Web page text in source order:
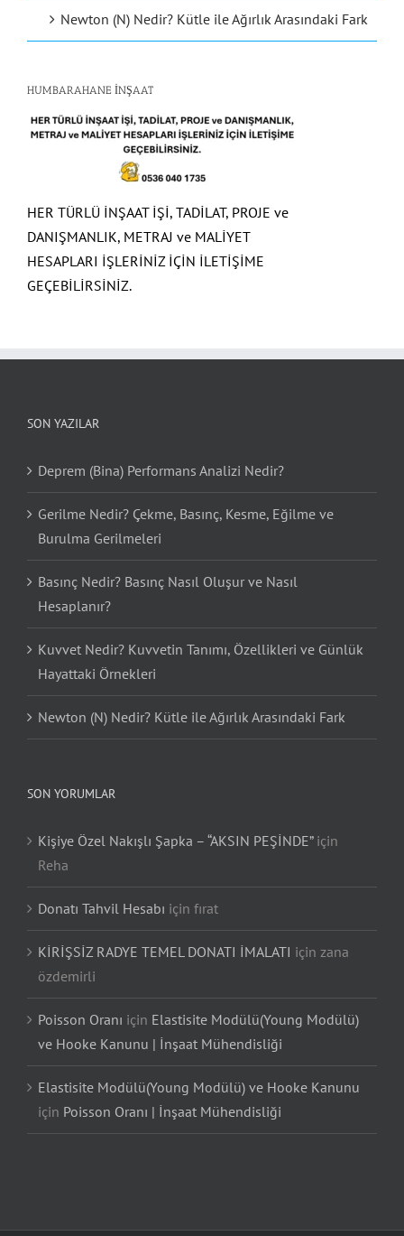
Newton (N) Nedir? Kütle ile Ağırlık Arasındaki Fark
HUMBARAHANE İNŞAAT
HER TÜRLÜ İNŞAAT İŞİ, TADİLAT, PROJE ve
DANIŞMANLIK, METRAJ ve MALİYET
HESAPLARI İŞLERİNİZ İÇİN İLETİŞİME
GEÇEBİLİRSİNİZ.
SON YAZILAR
Deprem (Bina) Performans Analizi Nedir?
Gerilme Nedir? Çekme, Basınç, Kesme, Eğilme ve
Burulma Gerilmeleri
Basınç Nedir? Basınç Nasıl Oluşur ve Nasıl
Hesaplanır?
Kuvvet Nedir? Kuvvetin Tanımı, Özellikleri ve Günlük
Hayattaki Örnekleri
Newton (N) Nedir? Kütle ile Ağırlık Arasındaki Fark
SON YORUMLAR
Kişiye Özel Nakışlı Şapka – “AKSIN PEŞİNDE”için
Reha
Donatı Tahvil Hesabı için fırat
KİRİŞSİZ RADYE TEMEL DONATI İMALATI için zana
özdemirli
Poisson Oranı için Elastisite Modülü(Young Modülü)
ve Hooke Kanunu | İnşaat Mühendisliği
Elastisite Modülü(Young Modülü) ve Hooke Kanunu
için Poisson Oranı | İnşaat Mühendisliği